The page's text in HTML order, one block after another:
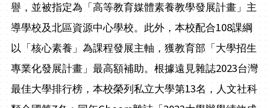
譽，並被指定為「高等教育媒體素養教學發展計畫」主
導學校及北區資源中心學校。此外，本校配合108課綱
以「核心素養」為課程發展主軸，獲教育部「大學招生
專業化發展計畫」最高額補助。根據遠見雜誌2023台灣
最佳大學排行榜，本校榮列私立大學第13名，人文社科